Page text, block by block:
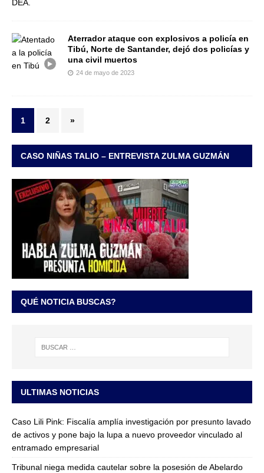
Aterrador ataque con explosivos a policía en
Tibú, Norte de Santander, dejó dos policías y
una civil muertos
24 de mayo de 2023
1 2 »
CASO NIÑAS TALIO – ENTREVISTA ZULMA GUZMÁN
QUÉ NOTICIA BUSCAS?
ULTIMAS NOTICIAS
Caso Lili Pink: Fiscalía amplía investigación por presunto lavado
de activos y pone bajo la lupa a nuevo proveedor vinculado al
entramado empresarial
Tribunal niega medida cautelar sobre la posesión de Abelardo